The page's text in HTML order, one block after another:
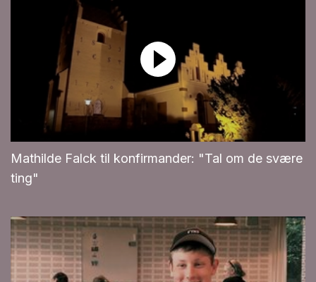
Mathilde Falck til konfirmander: "Tal om de svære
ting"